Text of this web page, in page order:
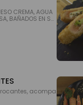
CREMA, AGUA
BAÑADOS EN SA
acompa